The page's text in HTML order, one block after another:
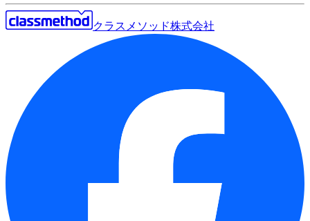
クラスメソッド株式会社